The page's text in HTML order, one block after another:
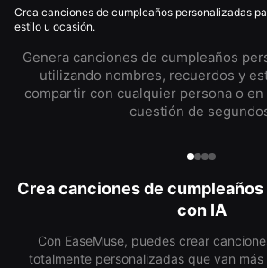
Crea canciones de cumpleaños personalizadas
estilo u ocasión.
Genera canciones de cumpleaños
utilizando nombres, recuerdos y
compartir con cualquier persona o
cuestión de
Crea canciones de
con IA
Con EaseMuse, puedes crear
totalmente personalizadas que van más